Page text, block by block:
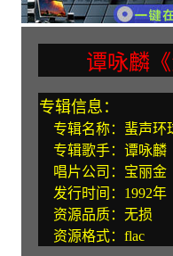
谭咏麟
专辑信息：
专辑名称：蜚声环
专辑歌手：谭咏麟
唱片公司：宝丽金
发行时间：1992年
资源品质：无损
资源格式：flac